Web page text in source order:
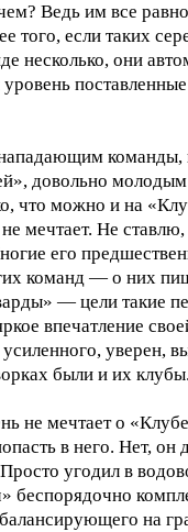
Ведь им все
того, если таких
несколько, они
команды,
довольно
что можно и на
мечтает. Не ставлю,
его
команд — о них
— цели такие
впечатление
уверен,
были и их клубы.
не мечтает о
в него. Нет, он
угодил в
беспорядочно
на